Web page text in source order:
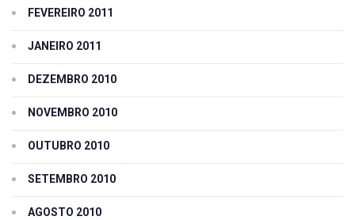
FEVEREIRO 2011
JANEIRO 2011
DEZEMBRO 2010
NOVEMBRO 2010
OUTUBRO 2010
SETEMBRO 2010
AGOSTO 2010